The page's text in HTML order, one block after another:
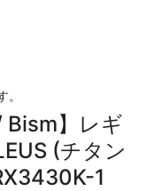
Bism】レギ
(チタン
1